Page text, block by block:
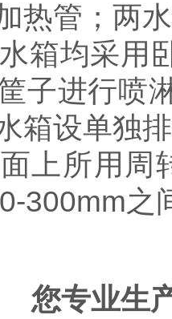
热管；两
箱均采用
子进行喷
箱设单独
上所用周
300mm之
您专业生